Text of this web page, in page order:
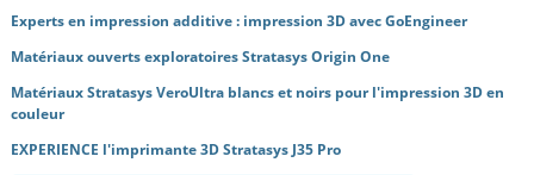
Experts en impression additive : impression 3D avec GoEngineer
Matériaux ouverts exploratoires Stratasys Origin One
Matériaux Stratasys VeroUltra blancs et noirs pour l'impression 3D en
couleur
EXPERIENCE l'imprimante 3D Stratasys J35 Pro